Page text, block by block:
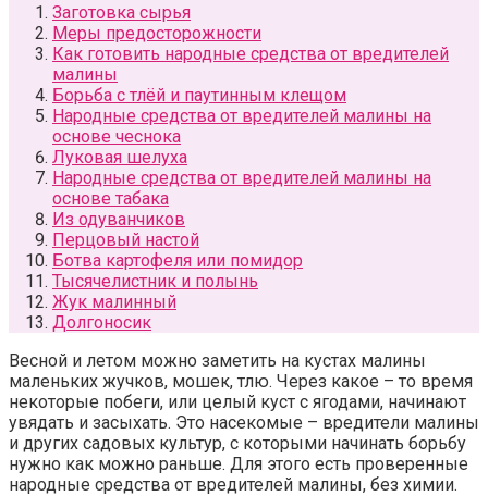
Заготовка сырья
Меры предосторожности
Как готовить народные средства от вредителей
малины
Борьба с тлёй и паутинным клещом
Народные средства от вредителей малины на
основе чеснока
Луковая шелуха
Народные средства от вредителей малины на
основе табака
Из одуванчиков
Перцовый настой
Ботва картофеля или помидор
Тысячелистник и полынь
Жук малинный
Долгоносик
Весной и летом можно заметить на кустах малины
маленьких жучков, мошек, тлю. Через какое – то время
некоторые побеги, или целый куст с ягодами, начинают
увядать и засыхать. Это насекомые – вредители малины
и других садовых культур, с которыми начинать борьбу
нужно как можно раньше. Для этого есть проверенные
народные средства от вредителей малины, без химии.